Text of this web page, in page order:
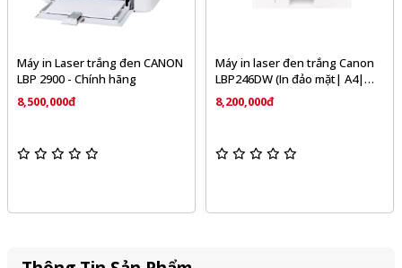
Máy in Laser trắng đen CANON
LBP 2900 - Chính hãng
8,500,000đ
Máy in laser đen trắng Canon
LBP246DW (In đảo mặt| A4|
A5| USB| LAN| WIFI) - Chính
hãng
8,200,000đ